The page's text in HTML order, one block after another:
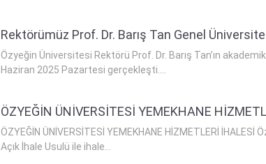
Rektörümüz Prof. Dr. Barış Tan Genel
Özyeğin Üniversitesi Rektörü Prof. Dr. Barış Tan’ın
Haziran 2025 Pazartesi gerçekleşti....
ÖZYEĞİN ÜNİVERSİTESİ YEMEKHANE
ÖZYEĞİN ÜNİVERSİTESİ YEMEKHANE HİZMETLERİ
Açık İhale Usulü ile ihale...